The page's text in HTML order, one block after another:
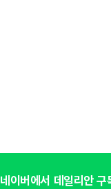
네이버에서 데일리안 구